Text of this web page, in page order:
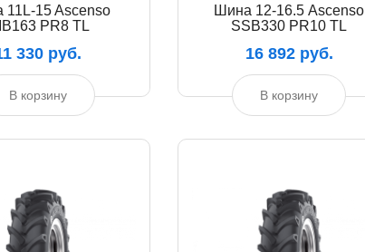
11L-15 Ascenso
PR8 TL
330 руб.
В корзину
Шина 12-16.5 Ascenso
SSB330 PR10 TL
16 892 руб.
В корзину